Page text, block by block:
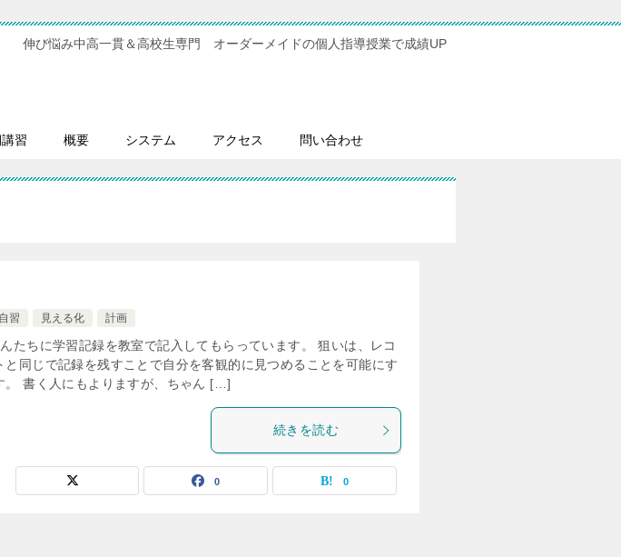
伸び悩み中高一貫＆高校生専門 オーダーメイドの個人指導授業で成績UP
習 概要 システム アクセス 問い合わせ
自習 見える化 計画
たちに学習記録を教室で記入してもらっています。 狙いは、レコ
と同じで記録を残すことで自分を客観的に見つめることを可能にす
。 書く人にもよりますが、ちゃん […]
続きを読む
0 0